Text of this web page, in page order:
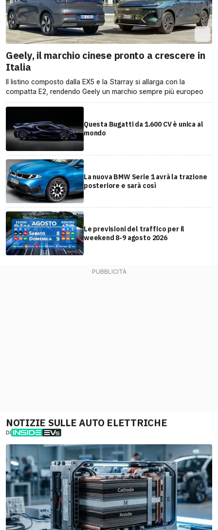
Geely, il marchio cinese pronto a crescere in
Italia
Il listino composto dalla EX5 e la Starray si allarga con la
compatta E2, rendendo Geely un marchio sempre più europeo
Questa Bugatti da 1.600 CV è unica al
mondo
La nuova BMW Serie 1 avrà la trazione
posteriore e sarà così
Le previsioni del traffico per il
weekend 8-9 agosto 2026
NOTIZIE SULLE AUTO ELETTRICHE
DI